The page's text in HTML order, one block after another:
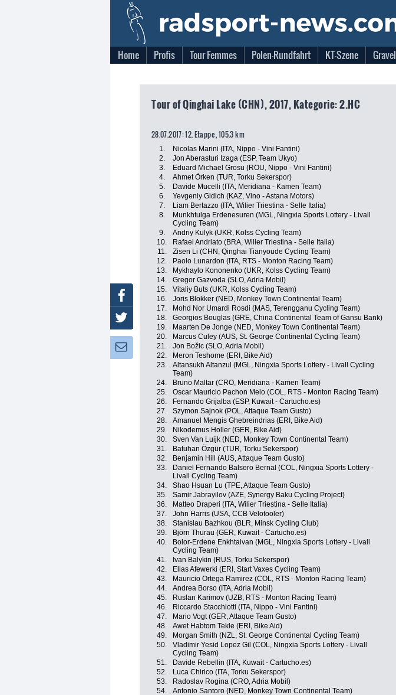
Home Profis Tour Femmes Polen-Rundfahrt KT-Szene Gravel
Tour of Qinghai Lake (CHN), 2017, Kategorie: 2.HC
28.07.2017: 12. Etappe , 105.3 km
1. Nicolas Marini (ITA, Nippo - Vini Fantini)
2.
Jon Aberasturi Izaga (ESP, Team Ukyo)
3.
Eduard Michael Grosu (ROU, Nippo - Vini Fantini)
4.
Ahmet Örken (TUR, Torku Sekerspor)
5.
Davide Mucelli (ITA, Meridiana - Kamen Team)
6.
Yevgeniy Gidich (KAZ, Vino - Astana Motors)
7.
Liam Bertazzo (ITA, Wilier Triestina - Selle Italia)
8.
Munkhtulga Erdenesuren (MGL, Ningxia Sports Lottery - Livall
Cycling Team)
9. Andriy Kulyk (UKR, Kolss Cycling Team)
10.
Rafael Andriato (BRA, Wilier Triestina - Selle Italia)
11.
Zisen Li (CHN, Qinghai Tianyoude Cycling Team)
12.
Paolo Lunardon (ITA, RTS - Monton Racing Team)
13.
Mykhaylo Kononenko (UKR, Kolss Cycling Team)
14.
Gregor Gazvoda (SLO, Adria Mobil)
15.
Vitaliy Buts (UKR, Kolss Cycling Team)
16.
Joris Blokker (NED, Monkey Town Continental Team)
17.
Mohd Nor Umardi Rosdi (MAS, Terengganu Cycling Team)
18.
Georgios Bouglas (GRE, China Continental Team of Gansu Bank)
19.
Maarten De Jonge (NED, Monkey Town Continental Team)
20.
Marcus Culey (AUS, St. George Continental Cycling Team)
21.
Jon Božic (SLO, Adria Mobil)
22.
Meron Teshome (ERI, Bike Aid)
23.
Altansukh Altanzul (MGL, Ningxia Sports Lottery - Livall Cycling
Team)
24. Bruno Maltar (CRO, Meridiana - Kamen Team)
25.
Oscar Mauricio Pachon Melo (COL, RTS - Monton Racing Team)
26.
Fernando Grijalba (ESP, Kuwait - Cartucho.es)
27.
Szymon Sajnok (POL, Attaque Team Gusto)
28.
Amanuel Mengis Ghebreindrias (ERI, Bike Aid)
29.
Nikodemus Holler (GER, Bike Aid)
30.
Sven Van Luijk (NED, Monkey Town Continental Team)
31.
Batuhan Özgür (TUR, Torku Sekerspor)
32.
Benjamin Hill (AUS, Attaque Team Gusto)
33.
Daniel Fernando Balsero Bernal (COL, Ningxia Sports Lottery -
Livall Cycling Team)
34. Shao Hsuan Lu (TPE, Attaque Team Gusto)
35.
Samir Jabrayilov (AZE, Synergy Baku Cycling Project)
36.
Matteo Draperi (ITA, Wilier Triestina - Selle Italia)
37.
John Harris (USA, CCB Velotooler)
38.
Stanislau Bazhkou (BLR, Minsk Cycling Club)
39.
Björn Thurau (GER, Kuwait - Cartucho.es)
40.
Bolor-Erdene Enkhtaivan (MGL, Ningxia Sports Lottery - Livall
Cycling Team)
41. Ivan Balykin (RUS, Torku Sekerspor)
42.
Elias Afewerki (ERI, Start Vaxes Cycling Team)
43.
Mauricio Ortega Ramirez (COL, RTS - Monton Racing Team)
44.
Andrea Borso (ITA, Adria Mobil)
45.
Ruslan Karimov (UZB, RTS - Monton Racing Team)
46.
Riccardo Stacchiotti (ITA, Nippo - Vini Fantini)
47.
Mario Vogt (GER, Attaque Team Gusto)
48.
Awet Habtom Tekle (ERI, Bike Aid)
49.
Morgan Smith (NZL, St. George Continental Cycling Team)
50.
Vladimir Yesid Lopez Gil (COL, Ningxia Sports Lottery - Livall
Cycling Team)
51. Davide Rebellin (ITA, Kuwait - Cartucho.es)
52.
Luca Chirico (ITA, Torku Sekerspor)
53.
Radoslav Rogina (CRO, Adria Mobil)
54.
Antonio Santoro (NED, Monkey Town Continental Team)
Facebook
Twitter
Newsletter: